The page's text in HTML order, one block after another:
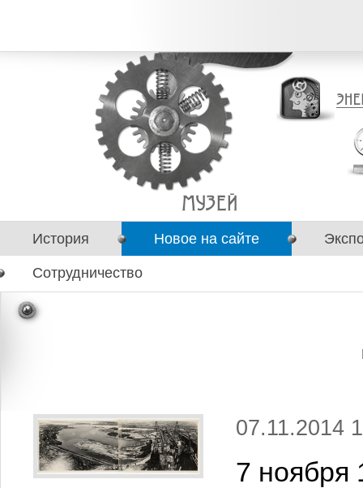
История Новое на сайте
Сотрудничество
07.11.2014
7 ноября